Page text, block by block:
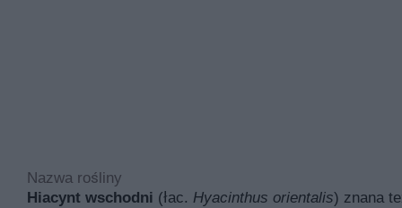
Nazwa rośliny
Hiacynt wschodni (łac. Hyacinthus orientalis) znana